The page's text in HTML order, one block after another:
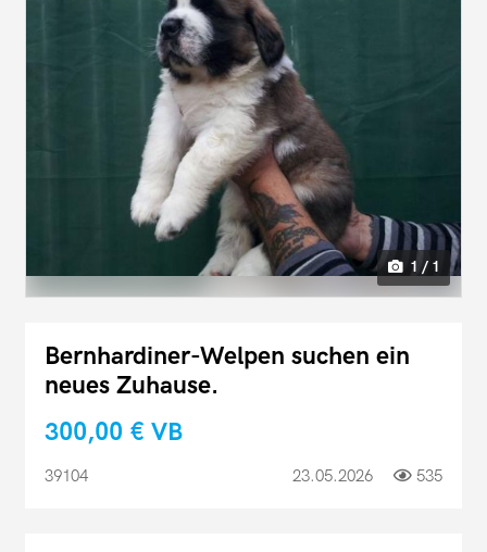
1 / 1
Bernhardiner-Welpen suchen ein
neues Zuhause.
300,00 € VB
39104 23.05.2026 535